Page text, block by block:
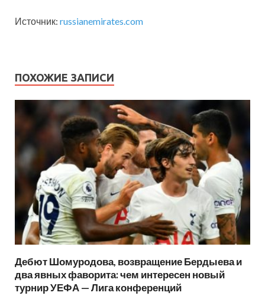
Источник: russianemirates.com
ПОХОЖИЕ ЗАПИСИ
Дебют Шомуродова, возвращение Бердыева и
два явных фаворита: чем интересен новый
турнир УЕФА — Лига конференций